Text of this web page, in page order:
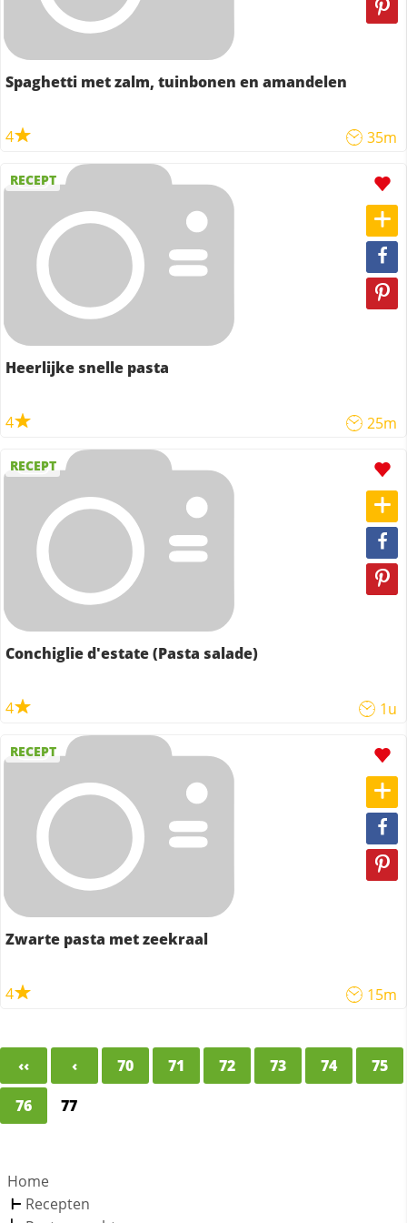
Spaghetti met zalm, tuinbonen en amandelen
4 35m
RECEPT
Heerlijke snelle pasta
4 25m
RECEPT
Conchiglie d'estate (Pasta salade)
4 1u
RECEPT
Zwarte pasta met zeekraal
4 15m
‹‹ ‹ 70 71 72 73 74
75
76
77
Home
Recepten